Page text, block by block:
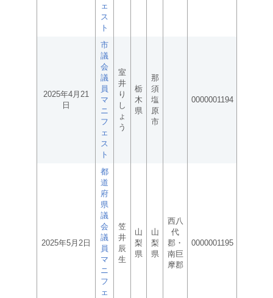
ェ
ス
ト
2025年4月21
日
市
議
会
議
員
マ
ニ
フ
ェ
ス
ト
室
井
り
し
ょ
う
栃
木
県
那
須
塩
原
市
0000001194
2025年5月2日
都
道
府
県
議
会
議
員
マ
ニ
フ
ェ
笠
井
辰
生
山
梨
県
山
梨
県
西八
代
郡・
南巨
摩郡
0000001195